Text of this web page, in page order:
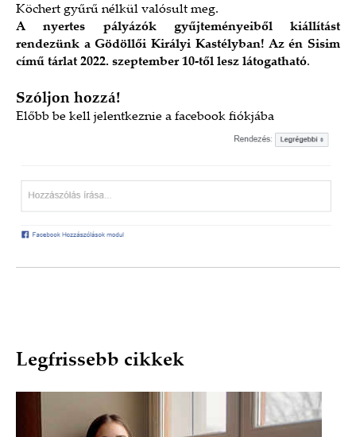
Köchert gyűrű nélkül valósult meg.
A nyertes pályázók gyűjteményeiből kiállítást
rendezünk a Gödöllői Királyi Kastélyban! Az én Sisim
című tárlat 2022. szeptember 10-től lesz látogatható.
Szóljon hozzá!
Előbbbe kell jelentkeznie a facebook fiókjába
Legfrissebb cikkek